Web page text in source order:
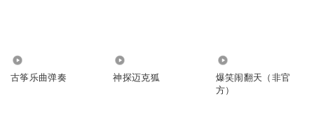
古筝乐曲弹奏 神探迈克狐
爆笑闹翻天（非官
方）